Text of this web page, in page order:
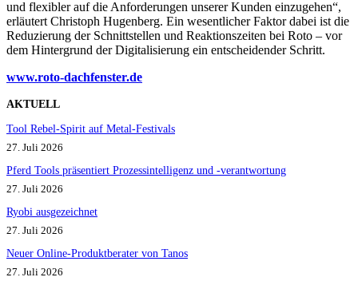
und flexibler auf die Anforderungen unserer Kunden einzugehen“,
erläutert Christoph Hugenberg. Ein wesentlicher Faktor dabei ist die
Reduzierung der Schnittstellen und Reaktionszeiten bei Roto – vor
dem Hintergrund der Digitalisierung ein entscheidender Schritt.
www.roto-dachfenster.de
AKTUELL
Tool Rebel-Spirit auf Metal-Festivals
27. Juli 2026
Pferd Tools präsentiert Prozessintelligenz und -verantwortung
27. Juli 2026
Ryobi ausgezeichnet
27. Juli 2026
Neuer Online-Produktberater von Tanos
27. Juli 2026